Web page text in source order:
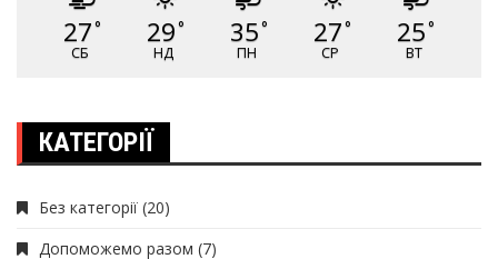
27°
СБ
29°
НД
35°
ПН
27°
СР
25°
ВТ
КАТЕГОРІЇ
Без категорії (20)
Допоможемо разом (7)